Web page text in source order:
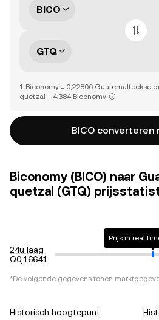
BICO
GTQ
1 Biconomy = 0,22806 Guatemalteekse
quetzal = 4,384 Biconomy
BICO converteren
Biconomy (BICO) naar
quetzal (GTQ)
24u laag
Q0,16641
Prijs in real
*De volgende gegevens tonen
Historisch hoogtepunt